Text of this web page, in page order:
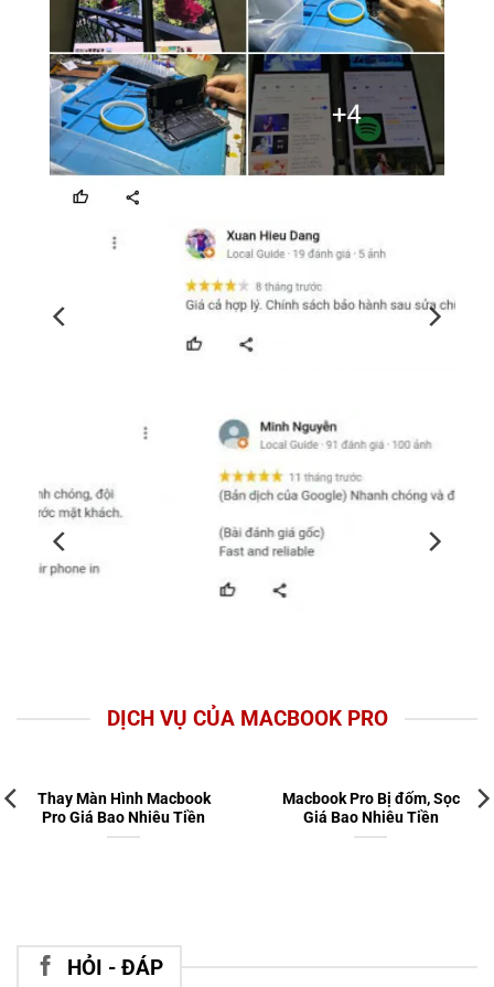
DỊCH VỤ CỦA MACBOOK PRO
Thay Màn Hình Macbook
Pro Giá Bao Nhiêu Tiền
Macbook Pro Bị đốm, Sọc
Giá Bao Nhiêu Tiền
HỎI - ĐÁP